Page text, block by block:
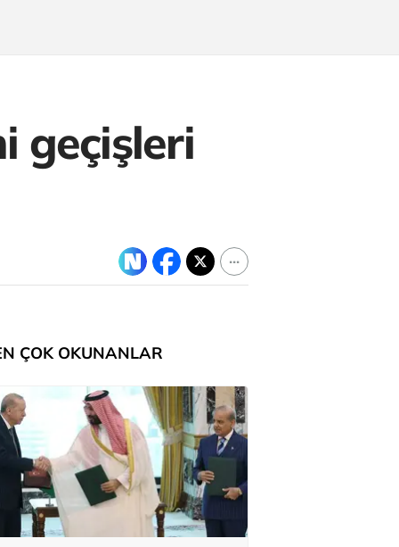
geçişleri
ÇOK OKUNANLAR